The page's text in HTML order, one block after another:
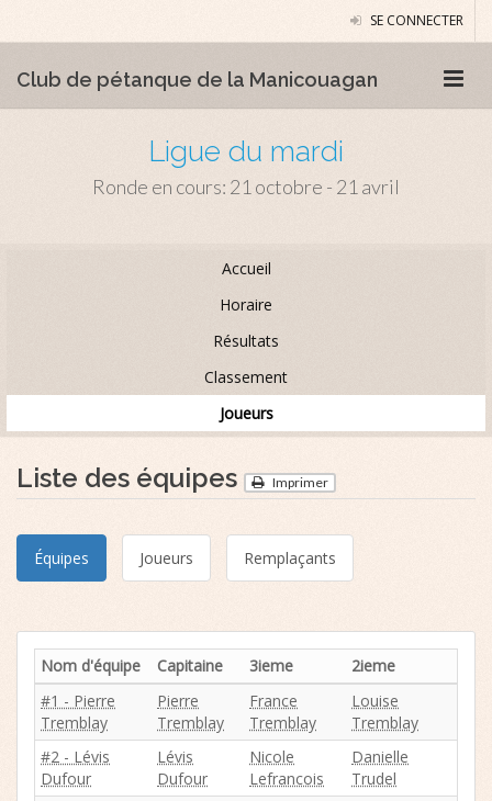
SE CONNECTER
Club de pétanque de la Manicouagan
Ligue du mardi
Ronde en cours: 21 octobre - 21 avril
Accueil
Horaire
Résultats
Classement
Joueurs
Liste des équipes Imprimer
Équipes Joueurs Remplaçants
Nom d'équipe Capitaine 3ieme
2ieme
#1 - Pierre
Tremblay
Pierre
Tremblay
France
Tremblay
Louise
Tremblay
#2 - Lévis
Dufour
Lévis
Dufour
Nicole
Lefrancois
Danielle
Trudel